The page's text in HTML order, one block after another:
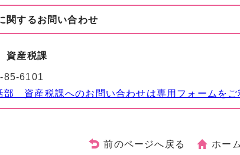
関するお問い合わせ
資産税課
85-6101
部 資産税課へのお問い合わせは専用フォームをご
前のページへ戻る ホー